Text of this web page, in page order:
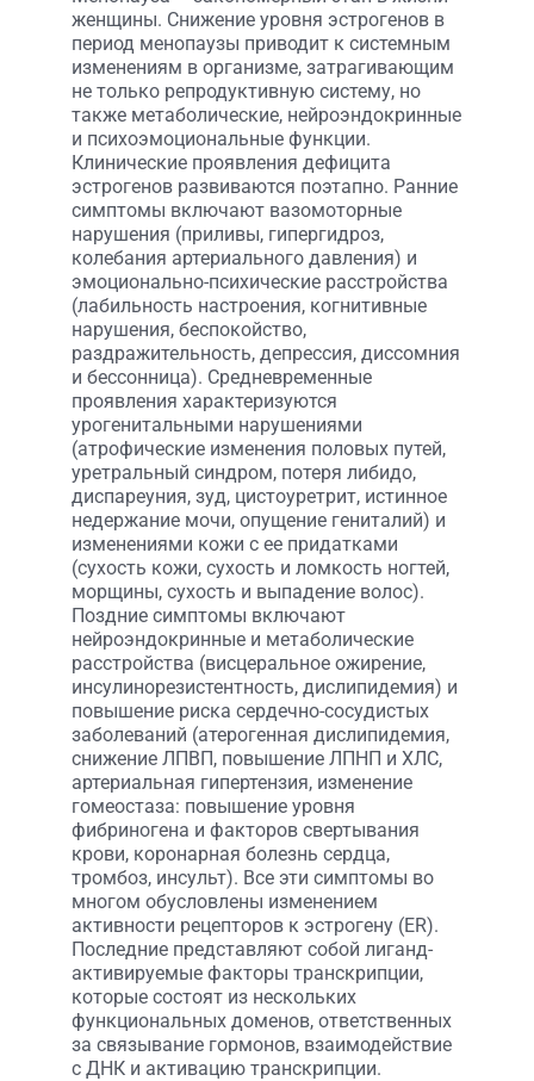
женщины. Снижение уровня эстрогенов в
период менопаузы приводит к системным
изменениям в организме, затрагивающим
не только репродуктивную систему, но
также метаболические, нейроэндокринные
и психоэмоциональные функции.
Клинические проявления дефицита
эстрогенов развиваются поэтапно. Ранние
симптомы включают вазомоторные
нарушения (приливы, гипергидроз,
колебания артериального давления) и
эмоционально-психические расстройства
(лабильность настроения, когнитивные
нарушения, беспокойство,
раздражительность, депрессия, диссомния
и бессонница). Средневременные
проявления характеризуются
урогенитальными нарушениями
(атрофические изменения половых путей,
уретральный синдром, потеря либидо,
диспареуния, зуд, цистоуретрит, истинное
недержание мочи, опущение гениталий) и
изменениями кожи с ее придатками
(сухость кожи, сухость и ломкость ногтей,
морщины, сухость и выпадение волос).
Поздние симптомы включают
нейроэндокринные и метаболические
расстройства (висцеральное ожирение,
инсулинорезистентность, дислипидемия) и
повышение риска сердечно-сосудистых
заболеваний (атерогенная дислипидемия,
снижение ЛПВП, повышение ЛПНП и ХЛС,
артериальная гипертензия, изменение
гомеостаза: повышение уровня
фибриногена и факторов свертывания
крови, коронарная болезнь сердца,
тромбоз, инсульт). Все эти симптомы во
многом обусловлены изменением
активности рецепторов к эстрогену (ER).
Последние представляют собой лиганд-
активируемые факторы транскрипции,
которые состоят из нескольких
функциональных доменов, ответственных
за связывание гормонов, взаимодействие
с ДНК и активацию транскрипции.